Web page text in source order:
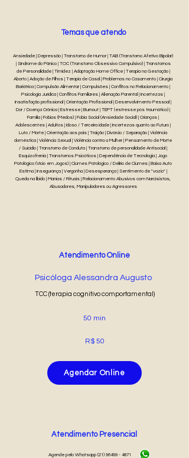
Ansiedade | Depressão | Transtorno de Humor | TAB (Transtorno Afetivo Bipolar)
| Síndrome do Pânico | TOC (Transtorno Obsessivo Compulsivo) | Transtornos
de Personalidade | Timidez | Adaptação Home Office | Terapia na Gestação |
Aborto | Adoção de Filhos | Terapia de Casal | Problemas no Casamento | Cirurgia
Bariátrica | Compulsão Alimentar | Compulsões | Conflitos no Relacionamento |
Psicologia Jurídica | Conflitos Familiares | Alienação Parental | Incertezas |
Insatisfação profissional | Orientação Profissional | Desenvolvimento Pessoal |
Dor / Doença Crônica | Estresse | Burnout | TEPT (estresse pós traumático) |
Família | Fobias (Medos) | Fobia Social (Ansiedade Social) | Crianças |
Adolescentes | Adultos | Idoso / Terceira idade | Incertezas quanto ao Futuro |
Luto / Morte | Orientação aos pais | Traição | Divórcio / Separação | Violência
doméstica | Violência Sexual | Violência contra a Mulher | Pensamento de Morte
/ Suicídio | Transtorno de Conduta | Transtorno de personalidade Antisocial |
Esquizofrenia | Transtornos Psicóticos | Dependência de Tecnologia | Jogo
Patológico (Vício em Jogos) | Ciúmes Patológico / Delírio de Ciúmes | Baixa Auto
Estima | Insegurança | Vergonha | Desesperança | Sentimento de "vazio" |
Queda na libido | Manias / Rituais | Relacionamento Abusivos com Narcisistas,
Abusadores, Manipuladores ou Agressores
Temas que atendo
TCC (terapia cognitivo comportamental)
Agendar Online
Atendimento Online
Psicóloga Alessandra Augusto
50 min
R$ 50
Agende pelo Whatsapp (21) 96499 - 4871
Atendimento Presencial